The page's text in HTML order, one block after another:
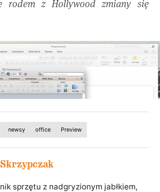
rodem z Hollywood zmiany się
newsy office Preview
sprzętu z nadgryzionym jabłkiem,